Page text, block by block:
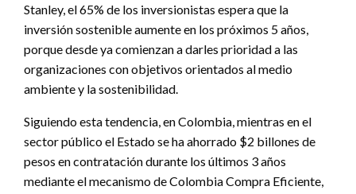
Stanley, el 65% de los inversionistas espera que la
inversión sostenible aumente en los próximos 5 años,
porque desde ya comienzan a darles prioridad a las
organizaciones con objetivos orientados al medio
ambiente y la sostenibilidad.
Siguiendo esta tendencia, en Colombia, mientras en el
sector público el Estado se ha ahorrado $2 billones de
pesos en contratación durante los últimos 3 años
mediante el mecanismo de Colombia Compra Eficiente,